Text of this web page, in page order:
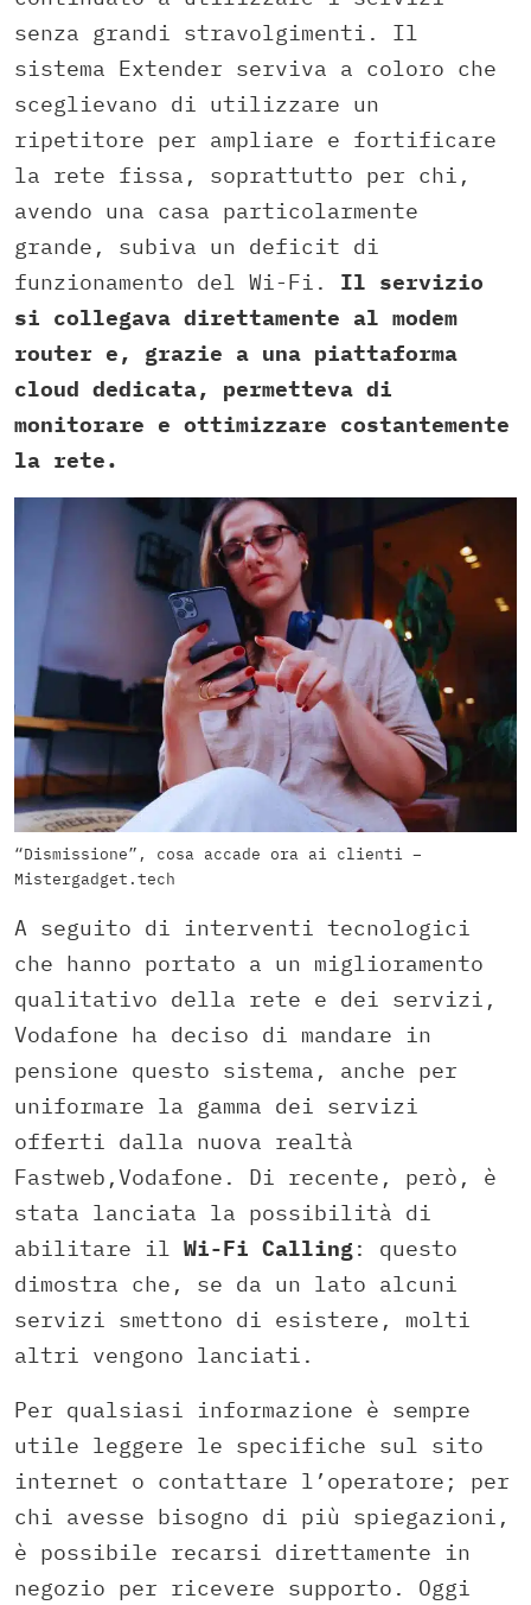
senza grandi stravolgimenti. Il
sistema Extender serviva a coloro che
sceglievano di utilizzare un
ripetitore per ampliare e fortificare
la rete fissa, soprattutto per chi,
avendo una casa particolarmente
grande, subiva un deficit di
funzionamento del Wi-Fi. Il servizio
si collegava direttamente al modem
router e, grazie a una piattaforma
cloud dedicata, permetteva di
monitorare e ottimizzare costantemente
la rete.
“Dismissione”, cosa accade ora ai clienti –
Mistergadget.tech
A seguito di interventi tecnologici
che hanno portato a un miglioramento
qualitativo della rete e dei servizi,
Vodafone ha deciso di mandare in
pensione questo sistema, anche per
uniformare la gamma dei servizi
offerti dalla nuova realtà
Fastweb,Vodafone. Di recente, però, è
stata lanciata la possibilità di
abilitare il Wi-Fi Calling: questo
dimostra che, se da un lato alcuni
servizi smettono di esistere, molti
altri vengono lanciati.
Per qualsiasi informazione è sempre
utile leggere le specifiche sul sito
internet o contattare l’operatore; per
chi avesse bisogno di più spiegazioni,
è possibile recarsi direttamente in
negozio per ricevere supporto. Oggi